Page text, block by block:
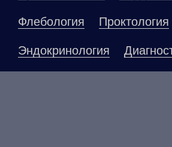
Флебология Проктология
Эндокринология